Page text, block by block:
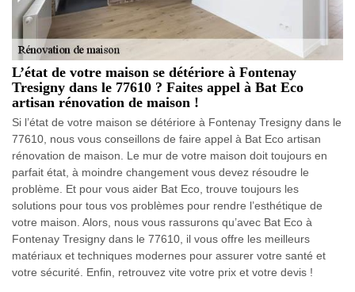
L’état de votre maison se détériore à Fontenay
Tresigny dans le 77610 ? Faites appel à Bat Eco
artisan rénovation de maison !
Si l’état de votre maison se détériore à Fontenay Tresigny dans le
77610, nous vous conseillons de faire appel à Bat Eco artisan
rénovation de maison. Le mur de votre maison doit toujours en
parfait état, à moindre changement vous devez résoudre le
problème. Et pour vous aider Bat Eco, trouve toujours les
solutions pour tous vos problèmes pour rendre l’esthétique de
votre maison. Alors, nous vous rassurons qu’avec Bat Eco à
Fontenay Tresigny dans le 77610, il vous offre les meilleurs
matériaux et techniques modernes pour assurer votre santé et
votre sécurité. Enfin, retrouvez vite votre prix et votre devis !